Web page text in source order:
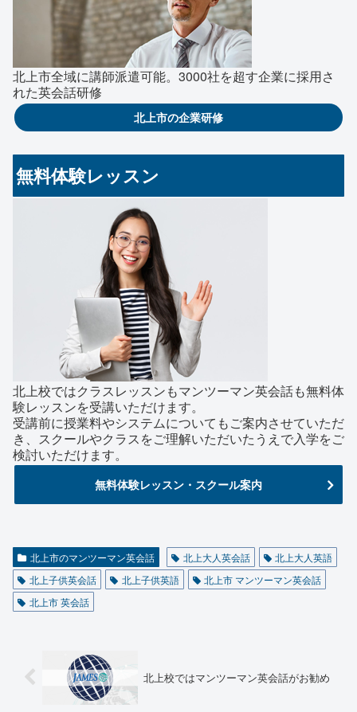
北上市全域に講師派遣可能。3000社を超す企業に採用さ
れた英会話研修
北上市の企業研修
無料体験レッスン
北上校ではクラスレッスンもマンツーマン英会話も無料体
験レッスンを受講いただけます。
受講前に授業料やシステムについてもご案内させていただ
き、スクールやクラスをご理解いただいたうえで入学をご
検討いただけます。
無料体験レッスン・スクール案内
北上市のマンツーマン英会話 北上大人英会話
北上大人英語
北上子供英会話
北上子供英語
北上市 マンツーマン英会話
北上市 英会話
北上校ではマンツーマン英会話がお勧め